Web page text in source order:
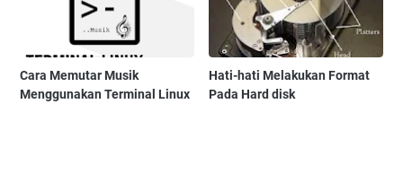
Cara Memutar Musik
Menggunakan Terminal Linux
Hati-hati Melakukan Format
Pada Hard disk